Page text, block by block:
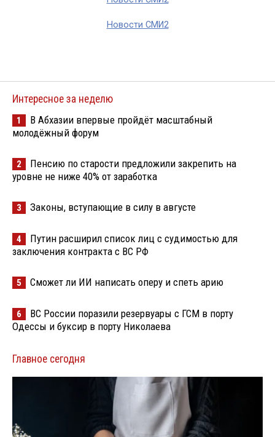
Новости СМИ2
Интересное за неделю
1
В Абхазии впервые пройдёт масштабный
молодёжный форум
2
Пенсию по старости предложили закрепить на
уровне не ниже 40% от заработка
3 Законы, вступающие в силу в августе
4
Путин расширил список лиц с судимостью для
заключения контракта с ВС РФ
5 Сможет ли ИИ написать оперу и спеть арию
6
ВС России поразили резервуары с ГСМ в порту
Одессы и буксир в порту Николаева
Главное сегодня